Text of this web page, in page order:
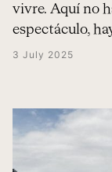
vivre. Aquí no
espectáculo,
3 July 2025